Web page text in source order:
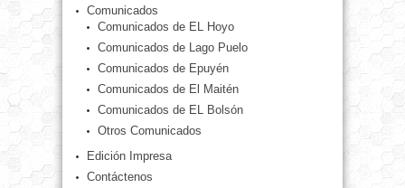
Comunicados
Comunicados de EL Hoyo
Comunicados de Lago Puelo
Comunicados de Epuyén
Comunicados de El Maitén
Comunicados de EL Bolsón
Otros Comunicados
Edición Impresa
Contáctenos